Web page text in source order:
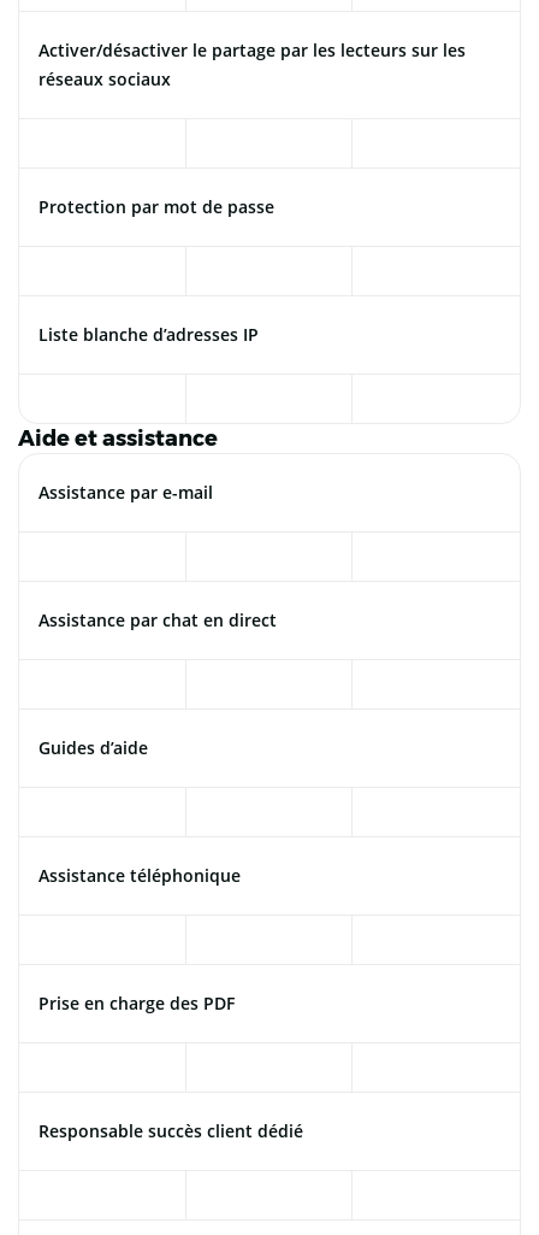
Activer/désactiver le partage par les lecteurs sur les
réseaux sociaux
Protection par mot de passe
Liste blanche d’adresses IP
Aide et assistance
Assistance par e-mail
Assistance par chat en direct
Guides d’aide
Assistance téléphonique
Prise en charge des PDF
Responsable succès client dédié